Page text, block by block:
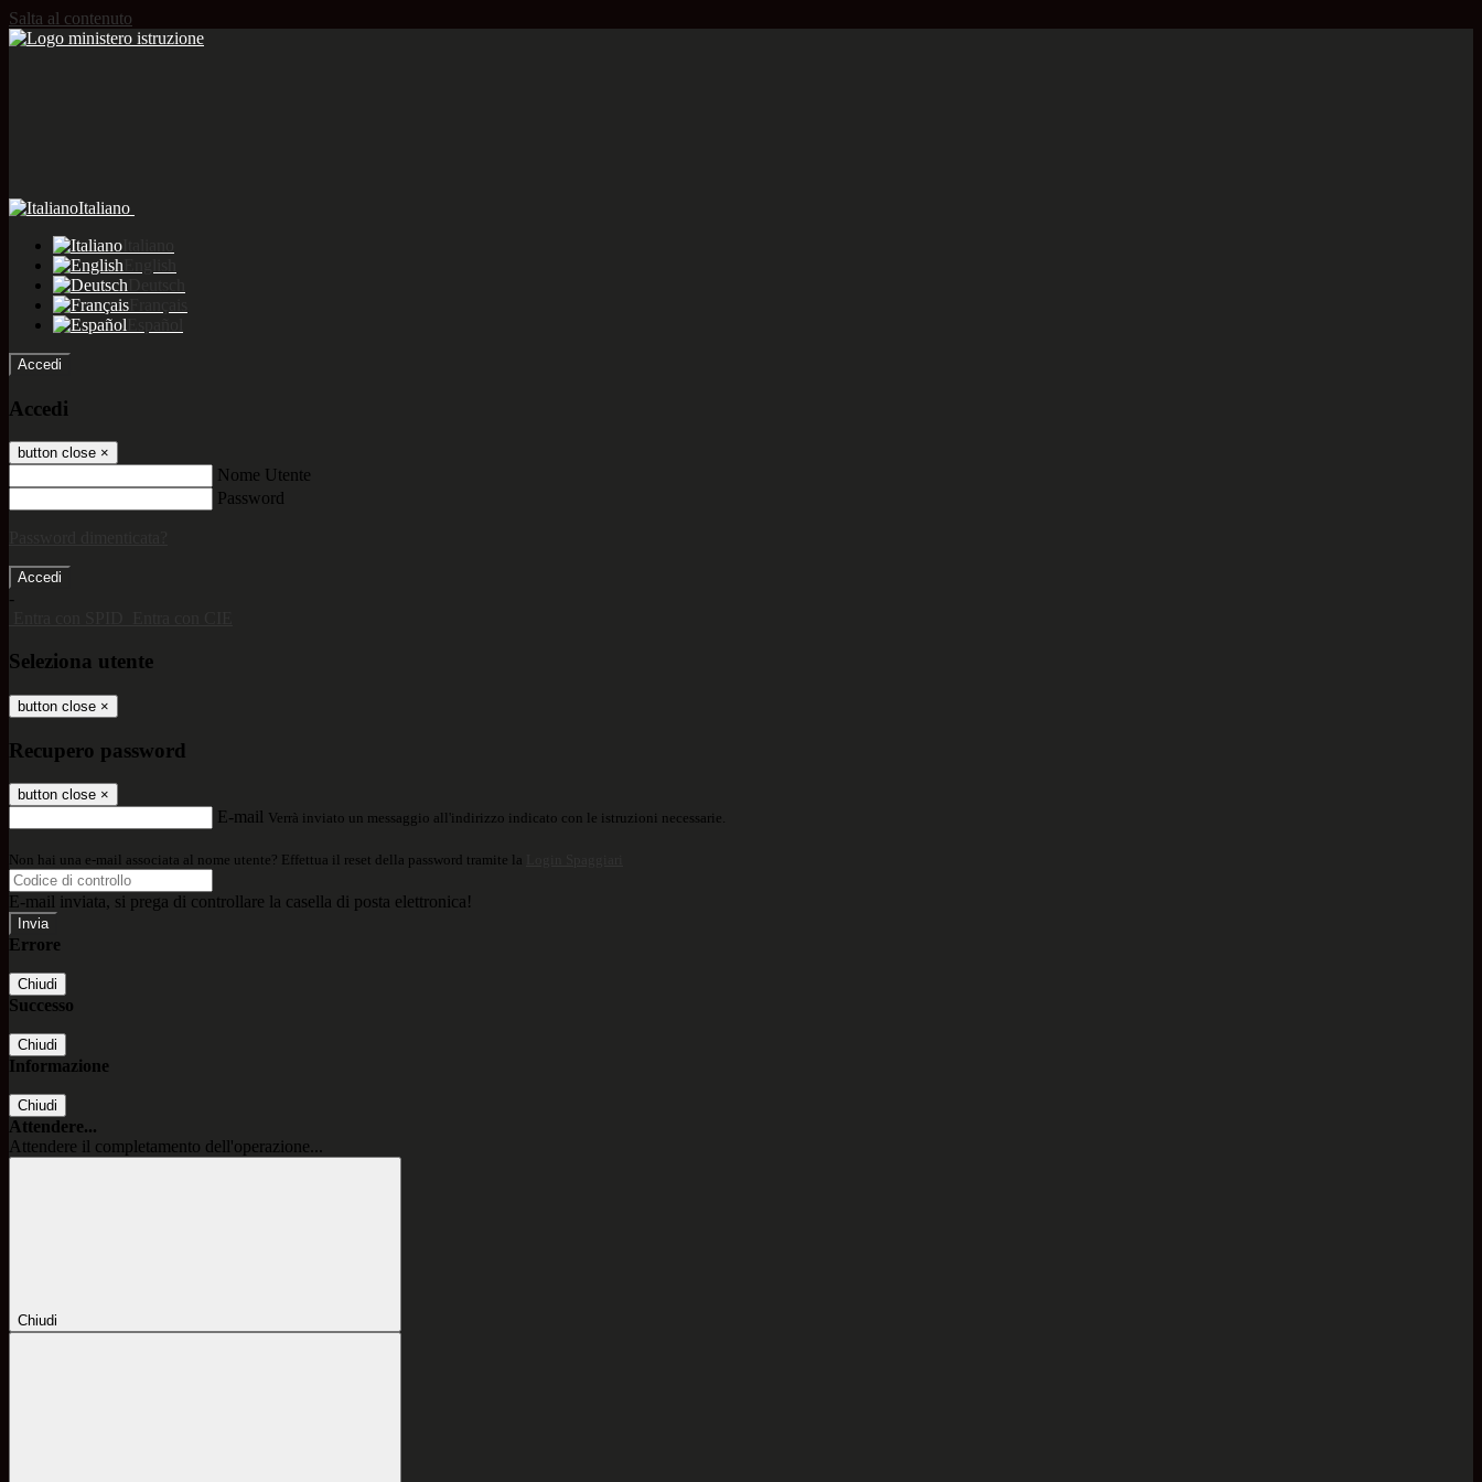
Salta al contenuto
Italiano
Accedi
Accedi
button close ×
Nome Utente
Password
-
Seleziona utente
button close ×
Recupero password
button close ×
E-mail Verrà inviato un messaggio all'indirizzo indicato con le istruzioni necessarie.
Non hai una e-mail associata al nome utente? Effettua il reset della password tramite la
E-mail inviata, si prega di controllare la casella di posta elettronica!
Errore
Chiudi
Successo
Chiudi
Informazione
Chiudi
Attendere...
Attendere il completamento dell'operazione...
Chiudi